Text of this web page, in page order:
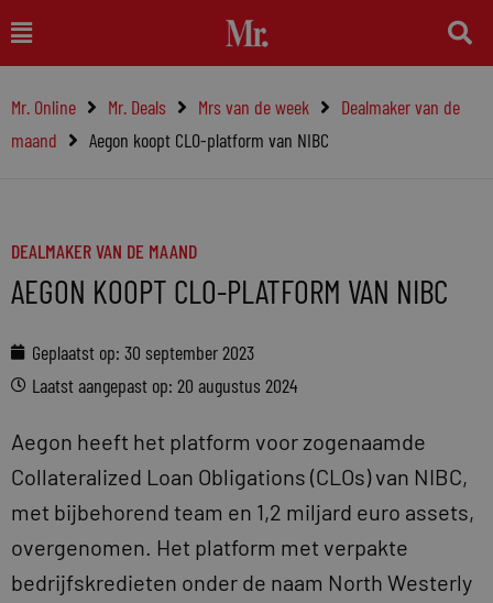
naar
inhoud
Main
Menu
Mr. Online Mr. Deals Mrs van de week
Dealmaker van de
maand
Aegon koopt CLO-platform van NIBC
DEALMAKER VAN DE MAAND
AEGON KOOPT CLO-PLATFORM VAN NIBC
Geplaatst op: 30 september 2023
Laatst aangepast op: 20 augustus 2024
Aegon heeft het platform voor zogenaamde
Collateralized Loan Obligations (CLOs) van NIBC,
met bijbehorend team en 1,2 miljard euro assets,
overgenomen. Het platform met verpakte
bedrijfskredieten onder de naam North Westerly